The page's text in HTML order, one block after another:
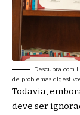
Descubra com
de problemas
Todavia,
deve ser